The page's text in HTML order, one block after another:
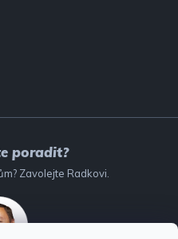
poradit?
Zavolejte Radkovi.